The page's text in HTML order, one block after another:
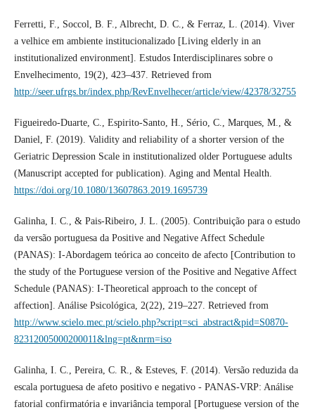
Ferretti, F., Soccol, B. F., Albrecht, D. C., & Ferraz, L. (2014). Viver
a velhice em ambiente institucionalizado [Living elderly in an
institutionalized environment]. Estudos Interdisciplinares sobre o
Envelhecimento, 19(2), 423–437. Retrieved from
http://seer.ufrgs.br/index.php/RevEnvelhecer/article/view/42378/32755
Figueiredo-Duarte, C., Espirito-Santo, H., Sério, C., Marques, M., &
Daniel, F. (2019). Validity and reliability of a shorter version of the
Geriatric Depression Scale in institutionalized older Portuguese adults
(Manuscript accepted for publication). Aging and Mental Health.
https://doi.org/10.1080/13607863.2019.1695739
Galinha, I. C., & Pais-Ribeiro, J. L. (2005). Contribuição para o estudo
da versão portuguesa da Positive and Negative Affect Schedule
(PANAS): I-Abordagem teórica ao conceito de afecto [Contribution to
the study of the Portuguese version of the Positive and Negative Affect
Schedule (PANAS): I-Theoretical approach to the concept of
affection]. Análise Psicológica, 2(22), 219–227. Retrieved from
http://www.scielo.mec.pt/scielo.php?script=sci_abstract&pid=S0870-
82312005000200011&lng=pt&nrm=iso
Galinha, I. C., Pereira, C. R., & Esteves, F. (2014). Versão reduzida da
escala portuguesa de afeto positivo e negativo - PANAS-VRP: Análise
fatorial confirmatória e invariância temporal [Portuguese version of the